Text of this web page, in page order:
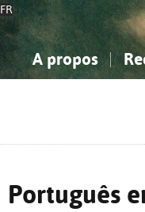
FR
A propos
Português